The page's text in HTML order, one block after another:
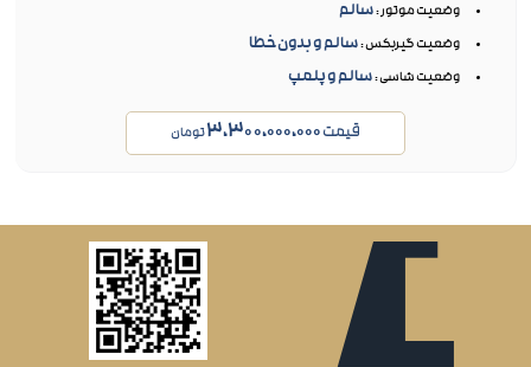
وضعیت موتور :سالم
وضعیت گیربکس :سالم و بدون خطا
وضعیت شاسی :سالم و پلمپ
قیمت۳،۳۰۰،۰۰۰،۰۰۰تومان